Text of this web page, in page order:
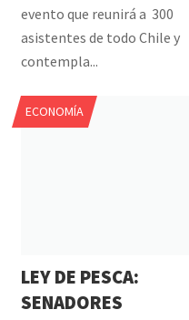
evento que reunirá a 300
asistentes de todo Chile y
contempla...
ECONOMÍA
LEY DE PESCA:
SENADORES